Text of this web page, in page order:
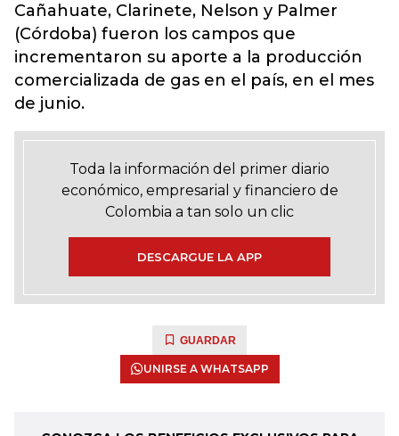
Cañahuate, Clarinete, Nelson y Palmer
(Córdoba) fueron los campos que
incrementaron su aporte a la producción
comercializada de gas en el país, en el mes
de junio.
Toda la información del primer diario
económico, empresarial y financiero de
Colombia a tan solo un clic
DESCARGUE LA APP
GUARDAR
UNIRSE A WHATSAPP